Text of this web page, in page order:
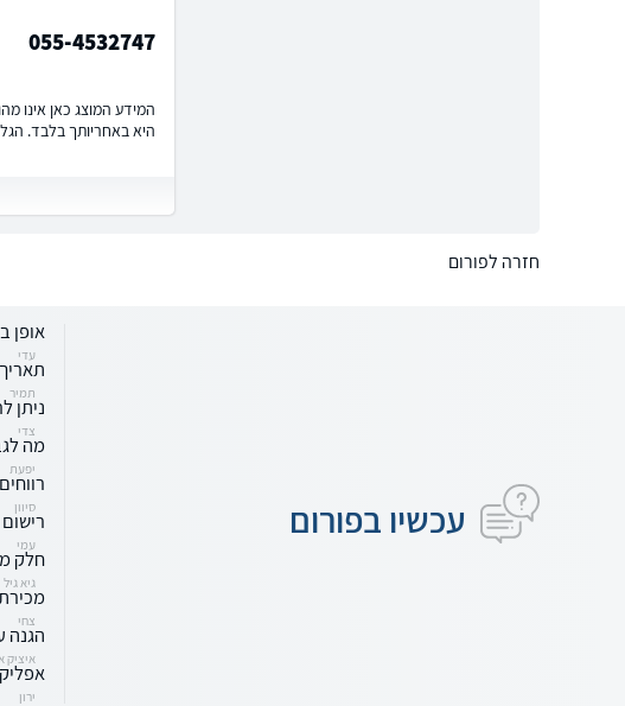
055-4532747
המידע המוצג כאן אינו
היא באחריותך בלבד.
חזרה לפורום
עכשיו בפורום
אופן
עדי
תמיר
ניתן
צדי
מה
יפעת
סיוון
עמי
חלק
גיא גיל
צחי
הגנה
איציק
ירון